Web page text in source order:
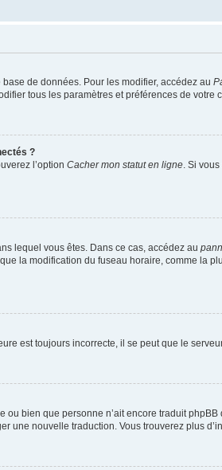
de données. Pour les modifier, accédez au
tous les paramètres et préférences de votre
?
l’option Cacher mon statut en ligne . Si
lequel vous êtes. Dans ce cas, accédez au
la modification du fuseau horaire, comme la
est toujours incorrecte, il se peut que le
bien que personne n’ait encore traduit
une nouvelle traduction. Vous trouverez plus